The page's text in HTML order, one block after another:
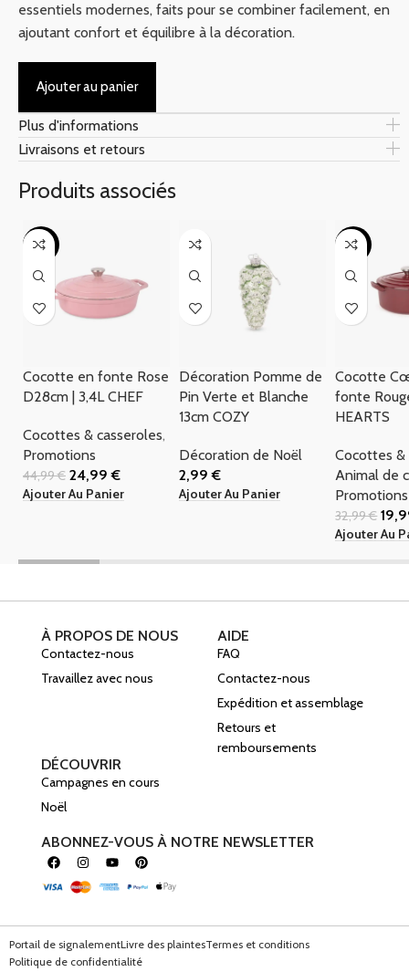
essentiels modernes, faits pour se combiner facilement, en
ajoutant confort et équilibre à la décoration.
Ajouter au panier
Plus d'informations
Livraisons et retours
Produits associés
-44%
Cocotte en fonte Rose
D28cm | 3,4L CHEF
Cocottes & casseroles,
Promotions
44,99€ 24,99€
Ajouter Au Panier
Décoration Pomme de
Pin Verte et Blanche
13cm COZY
Décoration de Noël
2,99€
Ajouter Au Panier
-39%
Cocotte
fonte
HEARTS
Cocottes &
Animal de
Promotions
32,99€
Ajouter Au
À PROPOS DE NOUS
Contactez-nous
Travaillez avec nous
AIDE
FAQ
Contactez-nous
Expédition et assemblage
Retours et
remboursements
DÉCOUVRIR
Campagnes en cours
Noël
ABONNEZ-VOUS À NOTRE NEWSLETTER
Portail de signalementLivre des plaintesTermes et conditions
Politique de confidentialité